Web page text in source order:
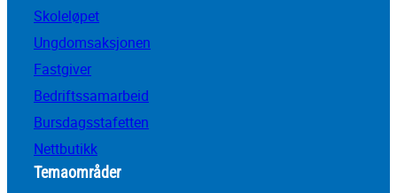
Skoleløpet
Ungdomsaksjonen
Fastgiver
Bedriftssamarbeid
Bursdagsstafetten
Nettbutikk
Temaområder